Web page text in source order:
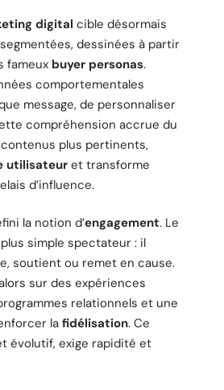
digital cible désormais
dessinées à partir
fameux buyer personas.
comportementales
message, de personnaliser
compréhension accrue du
plus pertinents,
utilisateur et transforme
d’influence.
la notion d’engagement. Le
simple spectateur : il
soutient ou remet en cause.
sur des expériences
relationnels et une
la fidélisation. Ce
évolutif, exige rapidité et